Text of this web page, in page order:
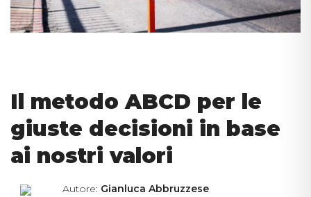
Il metodo ABCD per le
giuste decisioni in base
ai nostri valori
Autore: Gianluca Abbruzzese